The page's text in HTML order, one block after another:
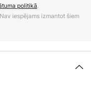
politikā.
iespējams izmantot šiem